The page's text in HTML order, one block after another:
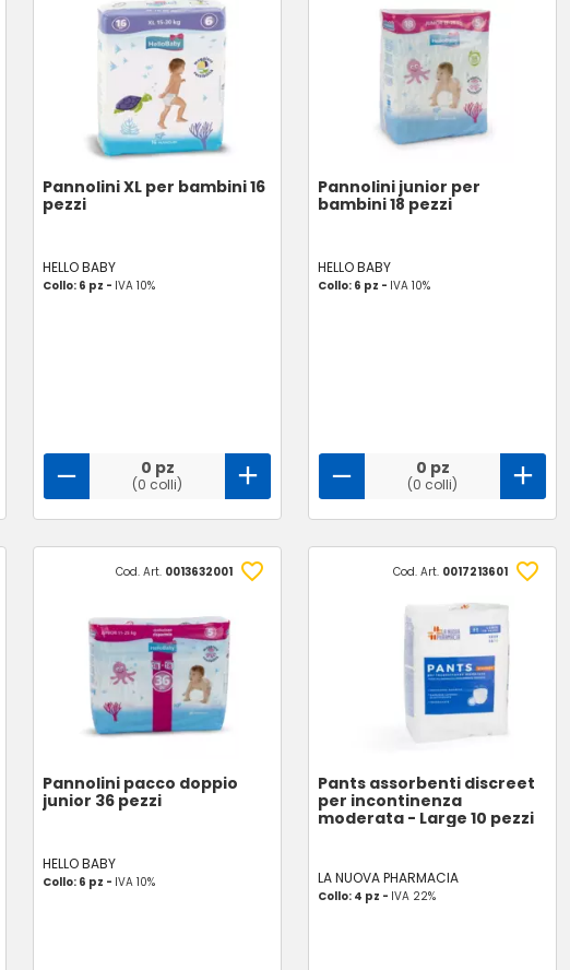
Pannolini XL per bambini 16
pezzi
HELLO BABY
Collo: 6 pz - IVA 10%
0 pz
(0 colli)
Pannolini junior per
bambini 18 pezzi
HELLO BABY
Collo: 6 pz - IVA 10%
0 pz
(0 colli)
Cod. Art. 0013632001
Pannolini pacco doppio
junior 36 pezzi
HELLO BABY
Collo: 6 pz - IVA 10%
Cod. Art. 0017213601
Pants assorbenti discreet
per incontinenza
moderata - Large 10 pezzi
LA NUOVA PHARMACIA
Collo: 4 pz - IVA 22%